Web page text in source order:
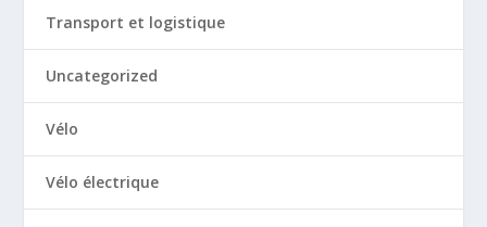
Transport et logistique
Uncategorized
Vélo
Vélo électrique